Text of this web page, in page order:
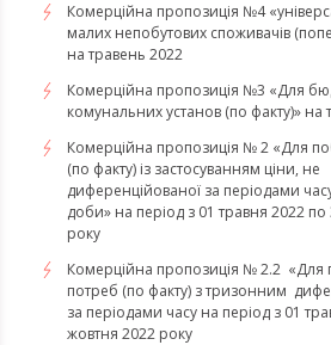
Комерційна пропозиція №4
малих непобутових споживачів
на травень 2022
Комерційна пропозиція №3 «Для
комунальних установ (по факту)» на
Комерційна пропозиція № 2 «Для
(по факту) із застосуванням ціни, не
диференційованої за періодами
доби» на період з 01 травня 2022
року
Комерційна пропозиція № 2.2 «Для
потреб (по факту) з тризонним
за періодами часу на період з 01
жовтня 2022 року